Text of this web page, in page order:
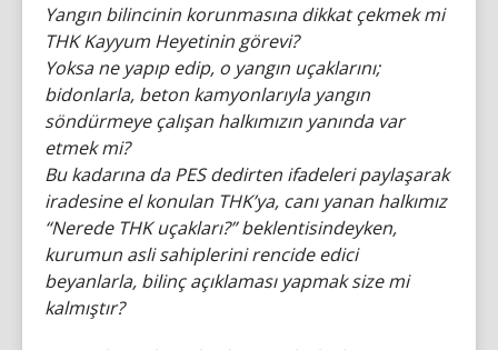
Yangın bilincinin korunmasına dikkat çekmek mi
THK Kayyum Heyetinin görevi?
Yoksa ne yapıp edip, o yangın uçaklarını;
bidonlarla, beton kamyonlarıyla yangın
söndürmeye çalışan halkımızın yanında var
etmek mi?
Bu kadarına da PES dedirten ifadeleri paylaşarak
iradesine el konulan THK’ya, canı yanan halkımız
“Nerede THK uçakları?” beklentisindeyken,
kurumun asli sahiplerini rencide edici
beyanlarla, bilinç açıklaması yapmak size mi
kalmıştır?